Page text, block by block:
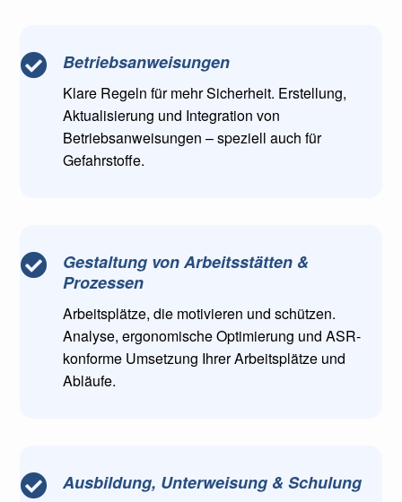
 Betriebsanweisungen
Klare Regeln für mehr Sicherheit. Erstellung,
Aktualisierung und Integration von
Betriebsanweisungen – speziell auch für
Gefahrstoffe.

Gestaltung von Arbeitsstätten &
Prozessen
Arbeitsplätze, die motivieren und schützen.
Analyse, ergonomische Optimierung und ASR-
konforme Umsetzung Ihrer Arbeitsplätze und
Abläufe.
 Ausbildung, Unterweisung & Schulung